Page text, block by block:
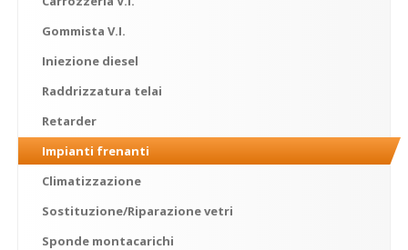
Gommista V.I.
Iniezione diesel
Raddrizzatura telai
Retarder
Impianti frenanti
Climatizzazione
Sostituzione/Riparazionevetri
Sponde montacarichi